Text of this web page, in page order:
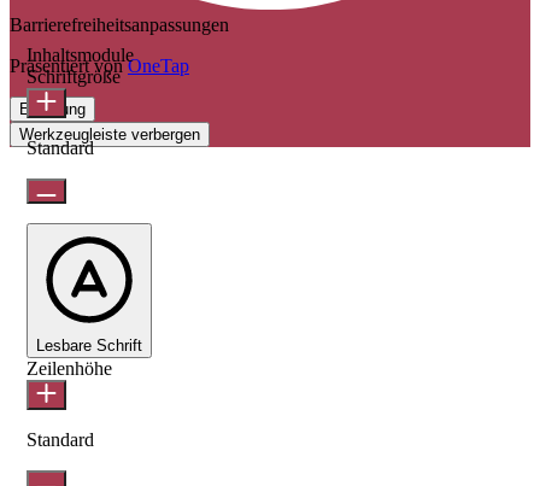
Barrierefreiheitsanpassungen
Präsentiert vonOneTap
Erklärung
Werkzeugleiste verbergen
Inhaltsmodule
Schriftgröße
Standard
Lesbare Schrift
Zeilenhöhe
Standard